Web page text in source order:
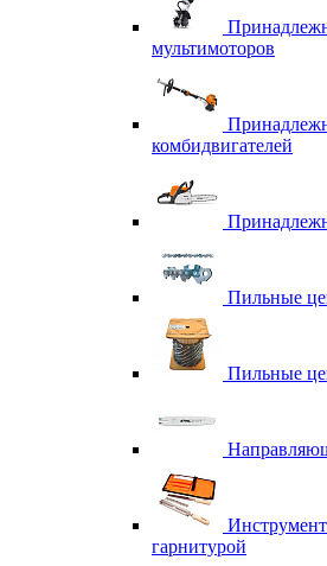
мультимоторов
комбидвигателей
Пильные
Пильные
гарнитурой